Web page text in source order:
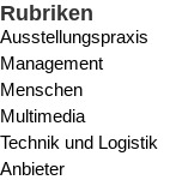
Rubriken
Ausstellungspraxis
Management
Menschen
Multimedia
Technik und Logistik
Anbieter